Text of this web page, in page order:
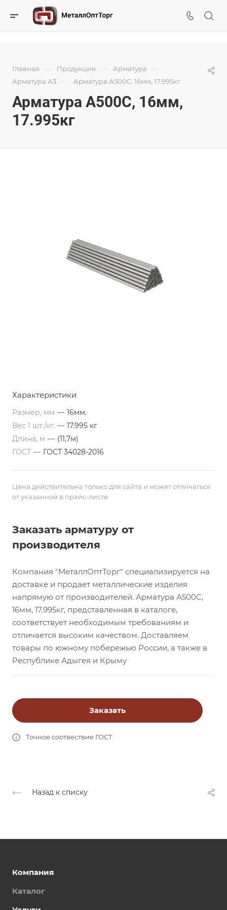
Главная — Продукция — Арматура —
Арматура А3 — Арматура А500С, 16мм, 17.995кг
Арматура А500С, 16мм,
17.995кг
Характеристики
Размер, мм — 16мм.
Вес 1 шт./кг. — 17.995 кг
Длина, м — (11,7м)
ГОСТ — ГОСТ 34028-2016
Цена действительна только для сайта и может отличаться
от указанной в прайс-листе
Заказать арматуру от
производителя
Компания "МеталлОптТорг" специализируется на
доставке и продает металлические изделия
напрямую от производителей. Арматура А500С,
16мм, 17.995кг, представленная в каталоге,
соответствует необходимым требованиям и
отличается высоким качеством. Доставляем
товары по южному побережью России, а также в
Республике Адыгея и Крыму
Заказать
Точное соотвествие ГОСТ.
Назад к списку
Компания
Каталог